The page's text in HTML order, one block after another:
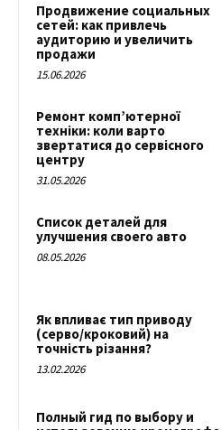
Продвижение социальных
сетей: как привлечь
аудиторию и увеличить
продажи
15.06.2026
Ремонт комп’ютерної
техніки: коли варто
звертатися до сервісного
центру
31.05.2026
Список деталей для
улучшения своего авто
08.05.2026
Як впливає тип приводу
(серво/кроковий) на
точність різання?
13.02.2026
Полный гид по выбору и